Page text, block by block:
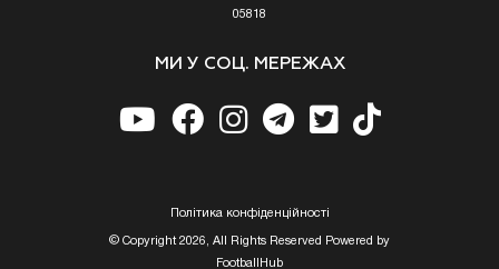
05818
МИ У СОЦ. МЕРЕЖАХ
Полiтика конфiденцiйностi
© Copyright 2026, All Rights Reserved Powered by
FootballHub